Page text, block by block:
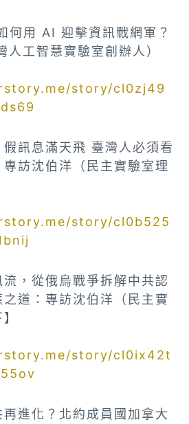
何用 AI 迎擊資訊戰網軍？
人工智慧實驗室創辦人）
story/cl0zj49
訊息滿天飛 臺灣人必須看
訪沈伯洋（民主實驗室理
story/cl0b525
，從俄烏戰爭拆解中共認
道：專訪沈伯洋（民主實
story/cl0ix42t
進化？北約成員國加拿大